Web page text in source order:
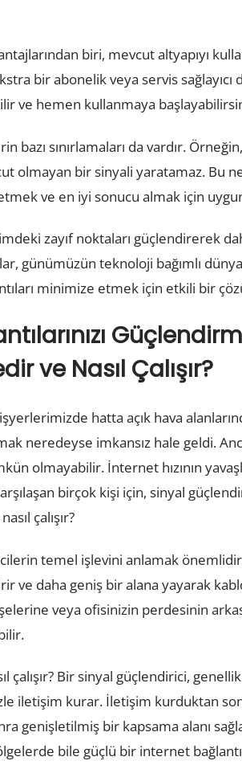
biri, mevcut altyapıyı
bir abonelik veya servis
ve hemen kullanmaya
bazı sınırlamaları da vardır.
olmayan bir sinyali yaratamaz. Bu
ve en iyi sonucu almak için
zayıf noktaları güçlendirerek
günümüzün teknoloji bağımlı
minimize etmek için etkili bir
ve Nasıl Çalışır?
hatta açık hava
neredeyse imkansız hale geldi.
olmayabilir. İnternet hızının
birçok kişi için, sinyal
çalışır?
temel işlevini anlamak
ve daha geniş bir alana yayarak
veya ofisinizin perdesinin
çalışır? Bir sinyal güçlendirici,
iletişim kurar. İletişim kurduktan
genişletilmiş bir kapsama alanı
bile güçlü bir internet